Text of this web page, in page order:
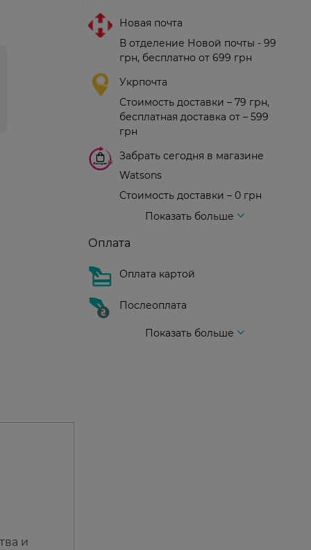
и
Новая почта
В отделение Новой почты - 99
грн, бесплатно от 699 грн
Укрпочта
Стоимость доставки – 79 грн,
бесплатная доставка от – 599
грн
Забрать сегодня в магазине
Watsons
Стоимость доставки – 0 грн
Показать больше
Оплата
Оплата картой
Послеоплата
Показать больше